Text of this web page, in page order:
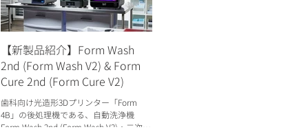
【新製品紹介】Form Wash
2nd (Form Wash V2) & Form
Cure 2nd (Form Cure V2)
歯科向け光造形3Dプリンター「Form
4B」の後処理機である、自動洗浄機
Form Wash 2nd (Form Wash V2)・二次重